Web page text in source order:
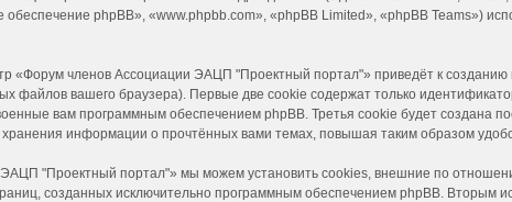
phpBB», «www.phpbb.com», «phpBB Limited», «phpBB Teams»)
членов Ассоциации ЭАЦП "Проектный портал"» приведёт к
файлов вашего браузера). Первые две cookie содержат только
вам программным обеспечением phpBB. Третья cookie будет создана
информации о прочтённых вами темах, повышая таким образом
"Проектный портал"» мы можем установить cookies, внешние по
созданных исключительно программным обеспечением phpBB.